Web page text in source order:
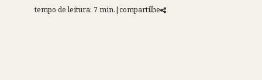
tempo de leitura: 7 min.|compartilhe